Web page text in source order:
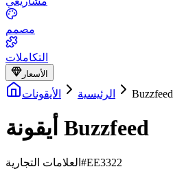
مصمم
التكاملات
الأسعار
الرئيسية الأيقونات Buzzfeed
أيقونة Buzzfeed
العلامات التجارية #EE3322